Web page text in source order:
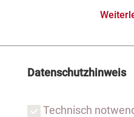
Datenschutzhinweis
Technisch